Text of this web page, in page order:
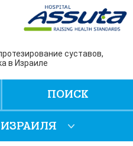
суставов,
в Израиле
ПОИСК